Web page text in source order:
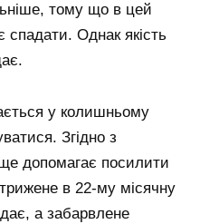
тому що в цей
спадати. Однак якість
у колишньому
Згідно з
допомагає посилити
в 22-му місячну
а забарвлене